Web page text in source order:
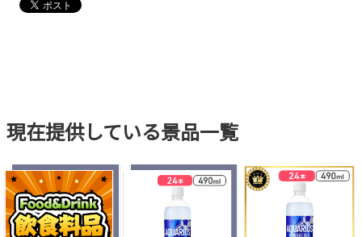
現在提供している景品一覧